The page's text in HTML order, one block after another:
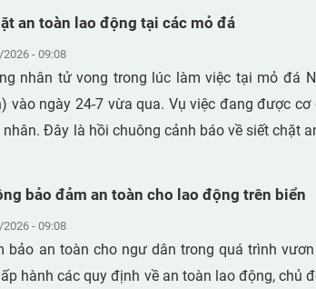
các nguy cơ không được nhận diện và kiểm soát đầy đủ. Theo
Khoa học An toàn và Vệ sinh lao động, một
các vụ tai nạn dạng này là khí hydro sulfua
cháy nổ và thường phát sinh từ quá trình phân
an toàn lao động tại các mỏ đá
- 09:08
nhân tử vong trong lúc làm việc tại mỏ đá
vào ngày 24-7 vừa qua. Vụ việc đang được
nhân. Đây là hồi chuông cảnh báo về siết chặt
bảo đảm an toàn cho lao động trên biển
- 09:08
bảo an toàn cho ngư dân trong quá trình
hành các quy định về an toàn lao động, chủ